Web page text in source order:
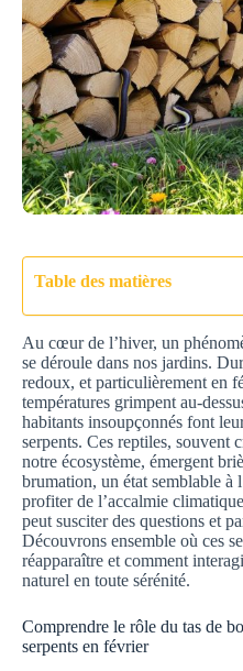
Table des matières
Au cœur de l’hiver, un
se déroule dans nos jardins.
redoux, et particulièrement en
températures grimpent au-
habitants insoupçonnés font
serpents. Ces reptiles, souvent
notre écosystème, émergent
brumation, un état semblable à
profiter de l’accalmie
peut susciter des questions et
Découvrons ensemble où ces
réapparaître et comment
naturel en toute sérénité.
Comprendre le rôle du tas de
serpents en février